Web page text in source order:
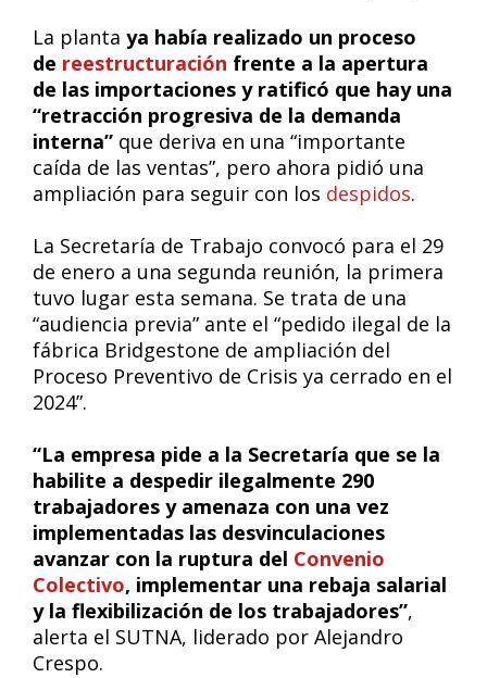
La planta ya había realizado un proceso
de reestructuración frente a la apertura
de las importaciones y ratificó que hay una
“retracción progresiva de la demanda
interna” que deriva en una “importante
caída de las ventas”, pero ahora pidió una
ampliación para seguir con los despidos.
La Secretaría de Trabajo convocó para el 29
de enero a una segunda reunión, la primera
tuvo lugar esta semana. Se trata de una
“audiencia previa” ante el “pedido ilegal de la
fábrica Bridgestone de ampliación del
Proceso Preventivo de Crisis ya cerrado en el
2024”.
“La empresa pide a la Secretaría que se la
habilite a despedir ilegalmente 290
trabajadores y amenaza con una vez
implementadas las desvinculaciones
avanzar con la ruptura del Convenio
Colectivo, implementar una rebaja salarial
y la flexibilización de los trabajadores”,
alerta el SUTNA, liderado por Alejandro
Crespo.